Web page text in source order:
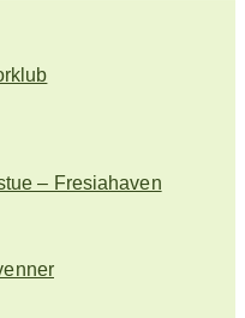
– Fresiahaven